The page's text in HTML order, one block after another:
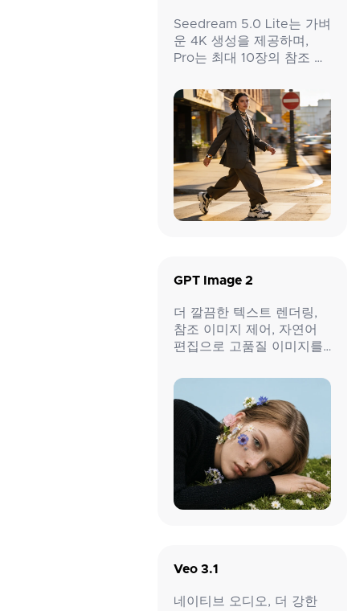
Seedream 5.0 Lite는 가벼
운 4K 생성을 제공하며,
Pro는 최대 10장의 참조 이
GPT Image 2
더 깔끔한 텍스트 렌더링,
참조 이미지 제어, 자연어
편집으로 고품질 이미지를
Veo 3.1
네이티브 오디오, 더 강한